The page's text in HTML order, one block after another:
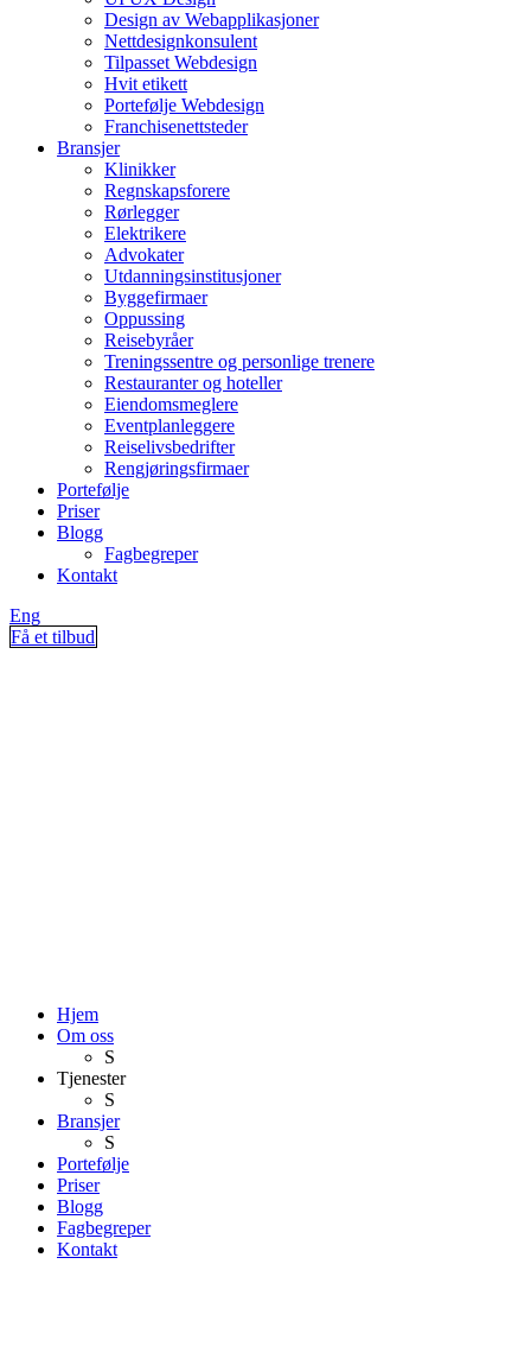
Design av Webapplikasjoner
Nettdesignkonsulent
Tilpasset Webdesign
Hvit etikett
Portefølje Webdesign
Franchisenettsteder
Bransjer
Klinikker
Regnskapsforere
Rørlegger
Elektrikere
Advokater
Utdanningsinstitusjoner
Byggefirmaer
Oppussing
Reisebyråer
Treningssentre og personlige trenere
Restauranter og hoteller
Eiendomsmeglere
Eventplanleggere
Reiselivsbedrifter
Rengjøringsfirmaer
Portefølje
Priser
Blogg
Fagbegreper
Kontakt
Eng
Få et tilbud
Hjem
Om oss
S
Tjenester
S
Bransjer
S
Portefølje
Priser
Blogg
Fagbegreper
Kontakt